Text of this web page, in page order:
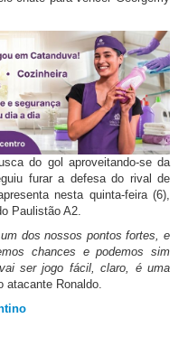
do gol aproveitando-se da
furar a defesa do rival de
nesta quinta-feira (6),
Paulistão A2.
dos nossos pontos fortes, e
chances e podemos sim
ser jogo fácil, claro, é uma
atacante Ronaldo.